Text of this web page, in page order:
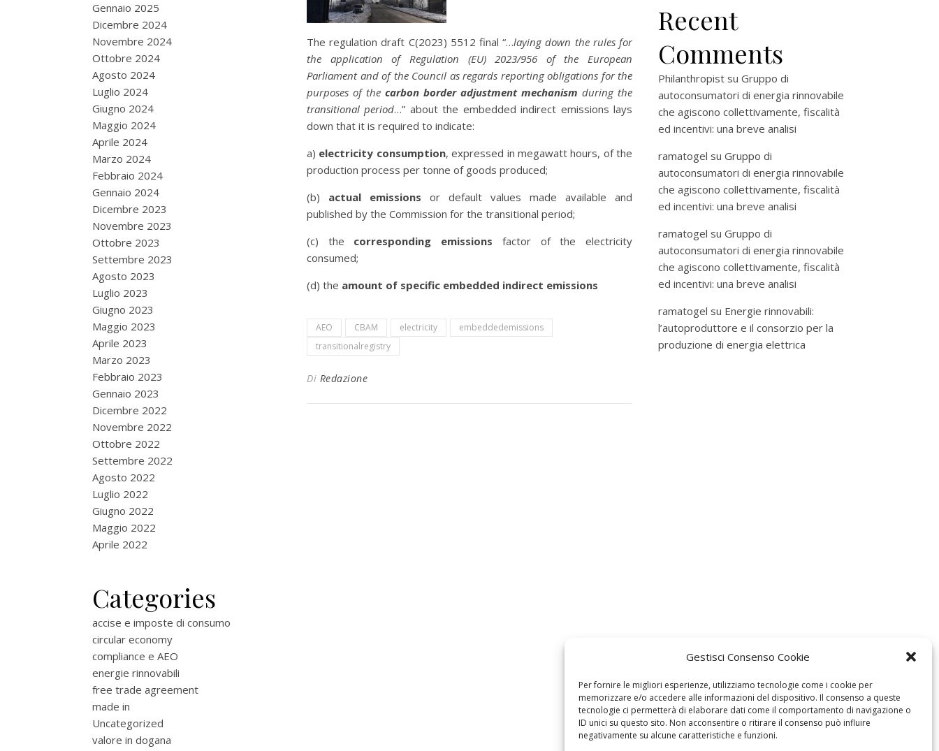
Gestisci Consenso Cookie
Per fornire le migliori esperienze, utilizziamo tecnologie come i cookie per
memorizzare e/o accedere alle informazioni del dispositivo. Il consenso a queste
tecnologie ci permetterà di elaborare dati come il comportamento di navigazione o
ID unici su questo sito. Non acconsentire o ritirare il consenso può influire
negativamente su alcune caratteristiche e funzioni.
Gennaio 2025
Dicembre 2024
Novembre 2024
Ottobre 2024
Agosto 2024
Luglio 2024
Giugno 2024
Maggio 2024
Aprile 2024
Marzo 2024
Febbraio 2024
Gennaio 2024
Dicembre 2023
Novembre 2023
Ottobre 2023
Settembre 2023
Agosto 2023
Luglio 2023
Giugno 2023
Maggio 2023
Aprile 2023
Marzo 2023
Febbraio 2023
Gennaio 2023
Dicembre 2022
Novembre 2022
Ottobre 2022
Settembre 2022
Agosto 2022
Luglio 2022
Giugno 2022
Maggio 2022
Aprile 2022
Categories
accise e imposte di consumo
circular economy
compliance e AEO
energie rinnovabili
free trade agreement
made in
Uncategorized
valore in dogana
The regulation draft C(2023) 5512 final “…laying down the rules for
the application of Regulation (EU) 2023/956 of the European
Parliament and of the Council as regards reporting obligations for the
purposes of the carbon border adjustment mechanism during the
transitional period…” about the embedded indirect emissions lays
down that it is required to indicate:
a) electricity consumption, expressed in megawatt hours, of the
production process per tonne of goods produced;
(b) actual emissions or default values made available and
published by the Commission for the transitional period;
(c) the corresponding emissions factor of the electricity
consumed;
(d) the amount of specific embedded indirect emissions
AEO CBAM electricity
embeddedemissions
transitionalregistry
Di Redazione
Recent
Comments
Philanthropist su Gruppo di
autoconsumatori di energia rinnovabile
che agiscono collettivamente, fiscalità
ed incentivi: una breve analisi
ramatogel su Gruppo di
autoconsumatori di energia rinnovabile
che agiscono collettivamente, fiscalità
ed incentivi: una breve analisi
ramatogel su Gruppo di
autoconsumatori di energia rinnovabile
che agiscono collettivamente, fiscalità
ed incentivi: una breve analisi
ramatogel su Energie rinnovabili:
l’autoproduttore e il consorzio per la
produzione di energia elettrica